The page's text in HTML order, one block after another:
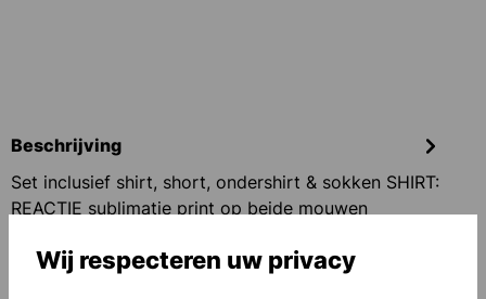
Beschrijving
Set inclusief shirt, short, ondershirt & sokken SHIRT:
REACTIE sublimatie print op beide mouwen
Beoordelingen
Wij respecteren uw privacy